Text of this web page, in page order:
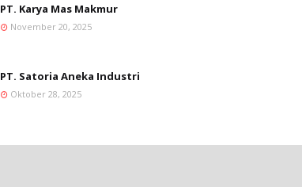
PT. Karya Mas Makmur
November 20, 2025
PT. Satoria Aneka Industri
Oktober 28, 2025